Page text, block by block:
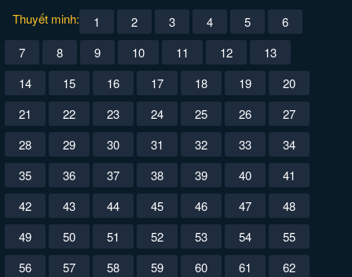
Thuyết minh: 1 2 3 4 5
6
7
8 9 10 11 12
13
14
15 16 17 18 19
20
21
22 23 24 25 26
27
28
29 30 31 32 33
34
35
36 37 38 39 40
41
42
43 44 45 46 47
48
49
50 51 52 53 54
55
56
57 58 59 60 61
62